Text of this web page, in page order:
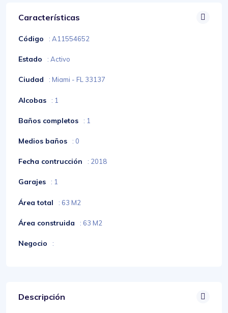
Características
Código : A11554652
Estado : Activo
Ciudad : Miami - FL 33137
Alcobas : 1
Baños completos : 1
Medios baños : 0
Fecha contrucción : 2018
Garajes : 1
Área total : 63 M2
Área construida : 63 M2
Negocio :
Descripción